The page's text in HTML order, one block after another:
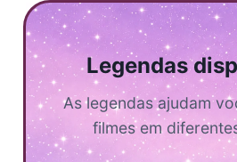
Legendas
As legendas ajudam
filmes em